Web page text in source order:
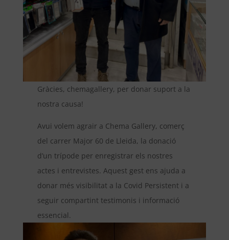
Gràcies, chemagallery, per donar suport a la
nostra causa!
Avui volem agrair a Chema Gallery, comerç
del carrer Major 60 de Lleida, la donació
d’un trípode per enregistrar els nostres
actes i entrevistes. Aquest gest ens ajuda a
donar més visibilitat a la Covid Persistent i a
seguir compartint testimonis i informació
essencial.